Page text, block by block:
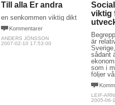
Till alla Er andra
en senkommen viktig dikt
Kommentarer
ANDERS JÖNSSON
2007-02-10 17:53:00
viktig
är
sådant
som i
följer
LEIF-
2005-06-